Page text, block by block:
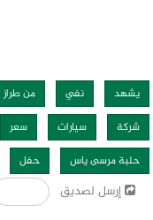
يشهد نفي من طراز
شركة
سيارات سعر
حلبة مرسى ياس
حفل
إرسل لصديقFacebook